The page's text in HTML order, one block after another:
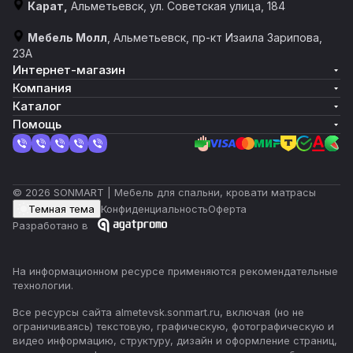
Карат, Альметьевск, ул. Советская улица, 184
Мебель Молл , Альметьевск, пр-кт Изаила Зарипова,
23А
Интернет-магазин
Компания
Каталог
Помощь
© 2026 SONMART | Мебель для спальни, кровати матрасы
Темная тема
КонфиденциальностьОферта
Разработано в
На информационном ресурсе применяются рекомендательные
технологии.
Все ресурсы сайта almetevsk.sonmart.ru, включая (но не
ограничиваясь) текстовую, графическую, фотографическую и
видео информацию, структуру, дизайн и оформление страниц,